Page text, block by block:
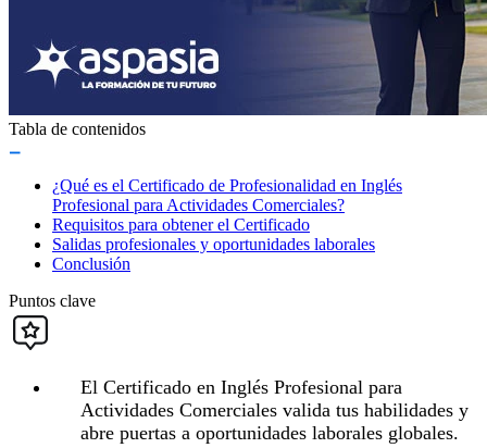
Tabla de contenidos
¿Qué es el Certificado de Profesionalidad en Inglés
Profesional para Actividades Comerciales?
Requisitos para obtener el Certificado
Salidas profesionales y oportunidades laborales
Conclusión
Puntos clave
El Certificado en Inglés Profesional para
Actividades Comerciales valida tus habilidades y
abre puertas a oportunidades laborales globales.